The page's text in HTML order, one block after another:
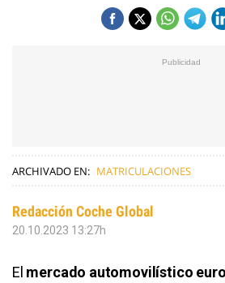
ARCHIVADO EN: MATRICULACIONES
Redacción Coche Global
20.10.2023 13:27h
El mercado automovilístico